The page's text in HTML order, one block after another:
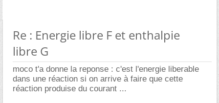
Re : Energie libre F et enthalpie
libre G
moco t'a donne la reponse : c'est l'energie liberable
dans une réaction si on arrive à faire que cette
réaction produise du courant ...